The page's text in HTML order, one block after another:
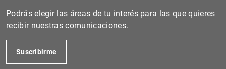
1 2
Podrás elegir las áreas de tu interés para las que quieres
recibir nuestras comunicaciones.
Suscribirme